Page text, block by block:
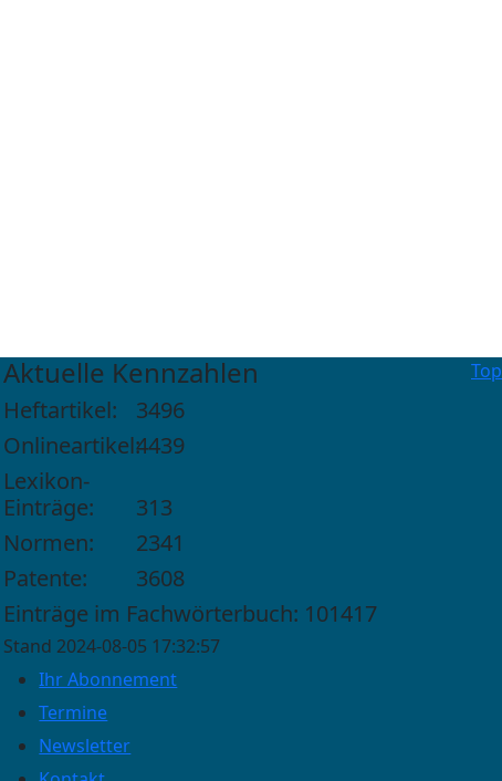
Top
Aktuelle Kennzahlen
Heftartikel:
3496
Onlineartikel:4439
Lexikon-
Einträge:
313
Normen:
2341
Patente:
3608
Einträge im Fachwörterbuch: 101417
Stand 2024-08-05 17:32:57
Ihr Abonnement
Termine
Newsletter